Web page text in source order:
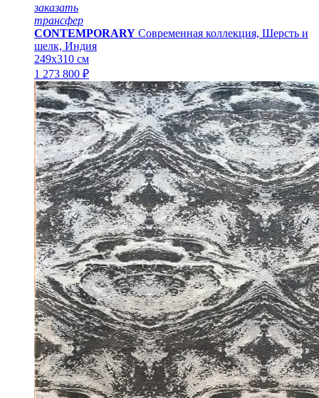
заказать
трансфер
CONTEMPORARY Современная коллекция, Шерсть и
шелк, Индия
249x310 см
1 273 800 ₽